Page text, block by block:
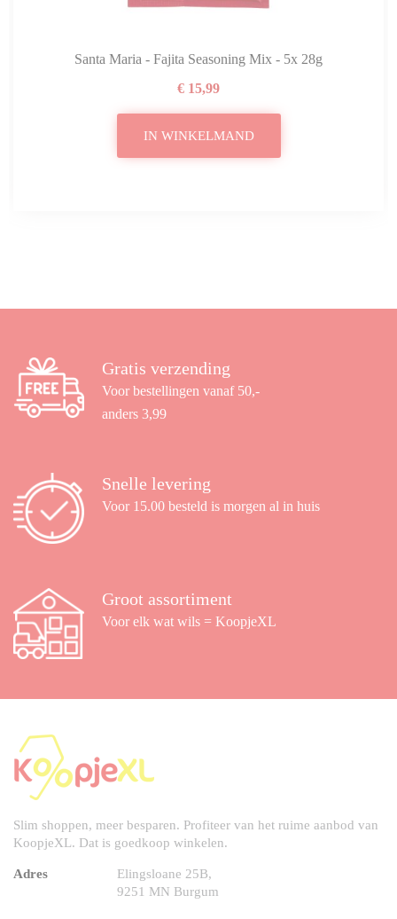
Santa Maria - Fajita Seasoning Mix - 5x 28g
€ 15,99
IN WINKELMAND
Gratis verzending
Voor bestellingen vanaf 50,-
anders 3,99
Snelle levering
Voor 15.00 besteld is morgen al in huis
Groot assortiment
Voor elk wat wils = KoopjeXL
Slim shoppen, meer besparen. Profiteer van het ruime aanbod van
KoopjeXL. Dat is goedkoop winkelen.
Adres
Elingsloane 25B,
9251 MN Burgum